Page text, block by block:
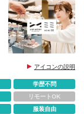
アイコンの説明
学歴不問
リモートOK
服装自由